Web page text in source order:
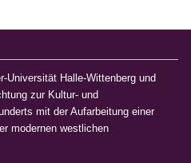
Universität Halle-Wittenberg und
zur Kultur- und
mit der Aufarbeitung einer
modernen westlichen